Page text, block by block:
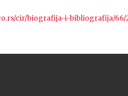
cir/biografija-i-bibliografija/